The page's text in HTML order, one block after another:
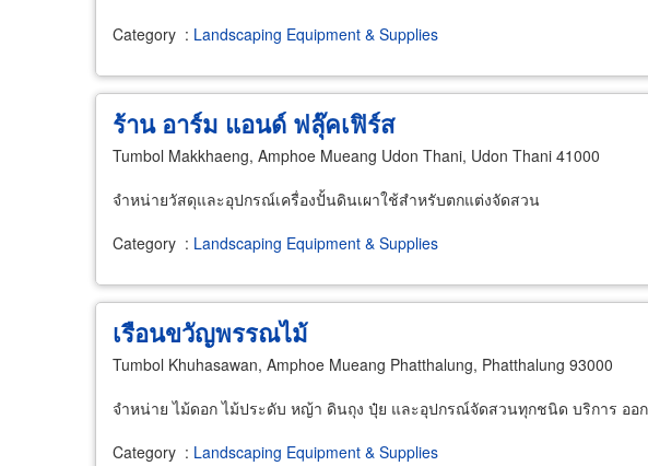
Category : Landscaping Equipment & Supplies
ร้าน อาร์ม แอนด์ ฟลุ๊คเฟิร์ส
Tumbol Makkhaeng, Amphoe Mueang Udon Thani, Udon Thani 41000
จำหน่ายวัสดุและอุปกรณ์เครื่องปั้นดินเผาใช้สำหรับตกแต่งจัดสวน
Category : Landscaping Equipment & Supplies
เรือนขวัญพรรณไม้
Tumbol Khuhasawan, Amphoe Mueang Phatthalung, Phatthalung 93000
จำหน่าย ไม้ดอก ไม้ประดับ หญ้า ดินถุง ปุ๋ย และอุปกรณ์จัดสวนทุกชนิด บริการ อ
Category : Landscaping Equipment & Supplies